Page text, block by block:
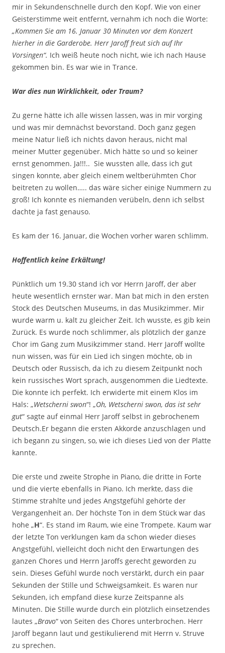
mir in Sekundenschnelle durch den Kopf. Wie von einer
Geisterstimme weit entfernt, vernahm ich noch die Worte:
„Kommen Sie am 16. Januar 30 Minuten vor dem Konzert
hierher in die Garderobe. Herr Jaroff freut sich auf Ihr
Vorsingen“. Ich weiß heute noch nicht, wie ich nach Hause
gekommen bin. Es war wie in Trance.
War dies nun Wirklichkeit, oder Traum?
Zu gerne hätte ich alle wissen lassen, was in mir vorging
und was mir demnächst bevorstand. Doch ganz gegen
meine Natur ließ ich nichts davon heraus, nicht mal
meiner Mutter gegenüber. Mich hätte so und so keiner
ernst genommen. Ja!!!.. Sie wussten alle, dass ich gut
singen konnte, aber gleich einem weltberühmten Chor
beitreten zu wollen….. das wäre sicher einige Nummern zu
groß! Ich konnte es niemanden verübeln, denn ich selbst
dachte ja fast genauso.
Es kam der 16. Januar, die Wochen vorher waren schlimm.
Hoffentlich keine Erkältung!
Pünktlich um 19.30 stand ich vor Herrn Jaroff, der aber
heute wesentlich ernster war. Man bat mich in den ersten
Stock des Deutschen Museums, in das Musikzimmer. Mir
wurde warm u. kalt zu gleicher Zeit. Ich wusste, es gib kein
Zurück. Es wurde noch schlimmer, als plötzlich der ganze
Chor im Gang zum Musikzimmer stand. Herr Jaroff wollte
nun wissen, was für ein Lied ich singen möchte, ob in
Deutsch oder Russisch, da ich zu diesem Zeitpunkt noch
kein russisches Wort sprach, ausgenommen die Liedtexte.
Die konnte ich perfekt. Ich erwiderte mit einem Klos im
Hals: „Wetscherni swon“! „Oh, Wetscherni swon, das ist sehr
gut“ sagte auf einmal Herr Jaroff selbst in gebrochenem
Deutsch.Er begann die ersten Akkorde anzuschlagen und
ich begann zu singen, so, wie ich dieses Lied von der Platte
kannte.
Die erste und zweite Strophe in Piano, die dritte in Forte
und die vierte ebenfalls in Piano. Ich merkte, dass die
Stimme strahlte und jedes Angstgefühl gehörte der
Vergangenheit an. Der höchste Ton in dem Stück war das
hohe „H“. Es stand im Raum, wie eine Trompete. Kaum war
der letzte Ton verklungen kam da schon wieder dieses
Angstgefühl, vielleicht doch nicht den Erwartungen des
ganzen Chores und Herrn Jaroffs gerecht geworden zu
sein. Dieses Gefühl wurde noch verstärkt, durch ein paar
Sekunden der Stille und Schweigsamkeit. Es waren nur
Sekunden, ich empfand diese kurze Zeitspanne als
Minuten. Die Stille wurde durch ein plötzlich einsetzendes
lautes „Bravo“ von Seiten des Chores unterbrochen. Herr
Jaroff begann laut und gestikulierend mit Herrn v. Struve
zu sprechen.